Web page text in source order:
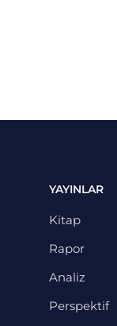
YAYINLAR
Kitap
Rapor
Analiz
Perspektif